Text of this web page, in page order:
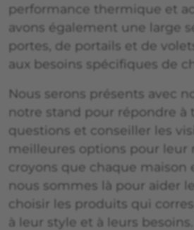
performance thermique et
avons également une large
portes, de portails et de
aux besoins spécifiques de
Nous serons présents avec
notre stand pour répondre à
questions et conseiller les
meilleures options pour leur
croyons que chaque maison
nous sommes là pour aider
choisir les produits qui
à leur style et à leurs besoins.